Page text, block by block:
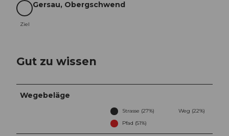
Ziel
Ziel
Gersau, Obergschwend
Gut zu wissen
Wegebeläge
Strasse (27%)
Weg (22%)
Pfad (51%)